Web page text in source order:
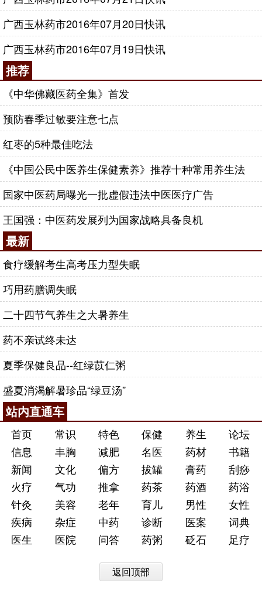
广西玉林药市2016年07月20日快讯
广西玉林药市2016年07月19日快讯
推荐
《中华佛藏医药全集》首发
预防春季过敏要注意七点
红枣的5种最佳吃法
《中国公民中医养生保健素养》推荐十种常用养生法
国家中医药局曝光一批虚假违法中医医疗广告
王国强：中医药发展列为国家战略具备良机
最新
食疗缓解考生高考压力型失眠
巧用药膳调失眠
二十四节气养生之大暑养生
药不亲试终未达
夏季保健良品--红绿苡仁粥
盛夏消渴解暑珍品“绿豆汤”
站内直通车
首页 常识 特色 保健 养生
论坛
信息
丰胸 减肥 名医 药材
书籍
新闻
文化 偏方 拔罐 膏药
刮痧
火疗
气功 推拿 药茶 药酒
药浴
针灸
美容 老年 育儿 男性
女性
疾病
杂症 中药 诊断 医案
词典
医生
医院 问答 药粥 砭石 足疗
返回顶部